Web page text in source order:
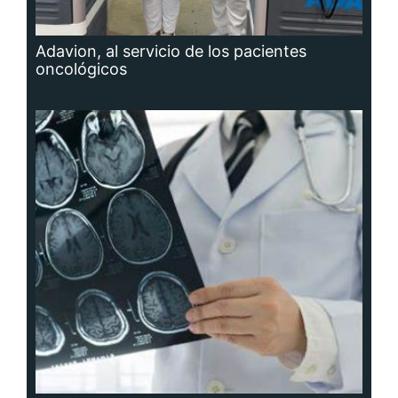
Adavion, al servicio de los pacientes
oncológicos